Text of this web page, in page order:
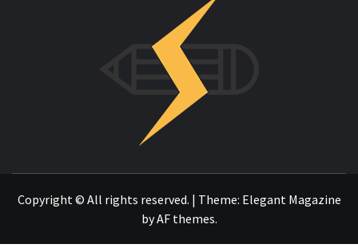
Copyright © All rights reserved. | Theme: Elegant Magazine
byAF themes.